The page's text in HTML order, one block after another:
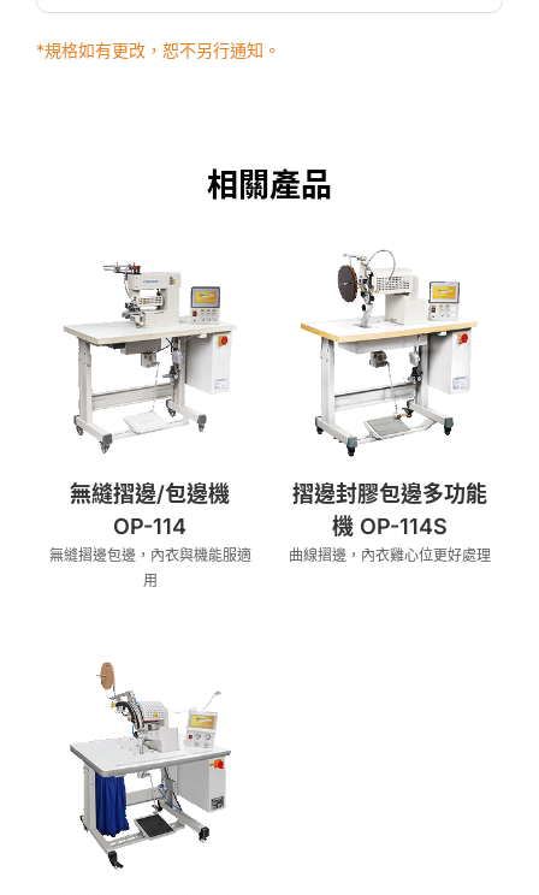
*規格如有更改，恕不另行通知。
相關產品
無縫摺邊/包邊機
OP-114
無縫摺邊包邊，內衣與機能服適
用
摺邊封膠包邊多功能
機 OP-114S
曲線摺邊，內衣雞心位更好處理